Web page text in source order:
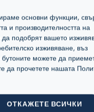
на
основни функции,
и производителността на
да подобрят вашето
изживяване, въз
можете да
да прочетете нашата
ОТКАЖЕТЕ ВСИЧКИ